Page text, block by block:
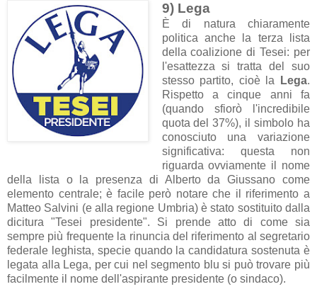
9) Lega
È di natura chiaramente
politica anche la terza lista
della coalizione di Tesei: per
l'esattezza si tratta del suo
stesso partito, cioè la
Lega.
Rispetto a cinque anni fa
(quando sfiorò l'incredibile
quota del 37%), il simbolo ha
conosciuto una variazione
significativa: questa non
riguarda ovviamente il nome
della lista o la presenza di Alberto da Giussano come
elemento centrale; è facile però notare che il riferimento a
Matteo Salvini (e alla regione Umbria) è stato sostituito dalla
dicitura "Tesei presidente". Si prende atto di come sia
sempre più frequente la rinuncia del riferimento al segretario
federale leghista, specie quando la candidatura sostenuta è
legata alla Lega, per cui nel segmento blu si può trovare più
facilmente il nome dell'aspirante presidente (o sindaco).